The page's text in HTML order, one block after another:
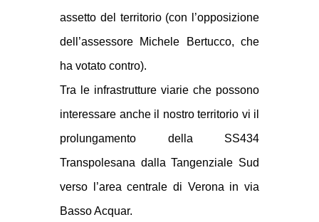
assetto del territorio (con l’opposizione
dell’assessore Michele Bertucco, che
ha votato contro).
Tra le infrastrutture viarie che possono
interessare anche il nostro territorio vi il
prolungamento della SS434
Transpolesana dalla Tangenziale Sud
verso l’area centrale di Verona in via
Basso Acquar.